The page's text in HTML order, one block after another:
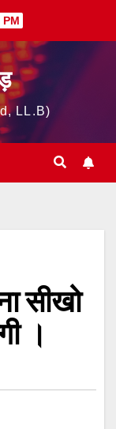
LL.B)
सीखो
।